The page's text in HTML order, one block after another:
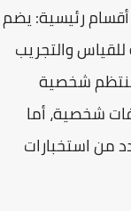
أقسام رئيسية: يضم
للقياس والتجريب
ينتظم شخصية
شخصية، أما
من استخبارات